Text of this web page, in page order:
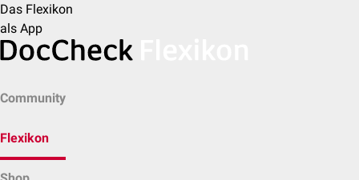
Das Flexikon
als App
Community
Flexikon